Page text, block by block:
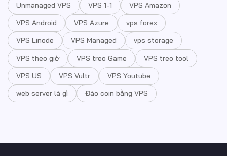
Unmanaged VPS
VPS 1-1
VPS Amazon
VPS Android
VPS Azure
vps forex
VPS Linode
VPS Managed
vps storage
VPS theo giờ
VPS treo Game
VPS treo tool
VPS US
VPS Vultr
VPS Youtube
web server là gì
Đào coin bằng VPS